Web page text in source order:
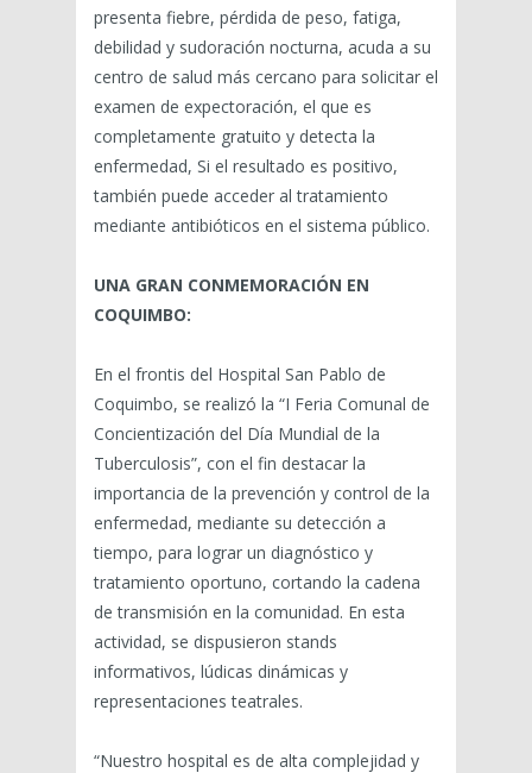
presenta fiebre, pérdida de peso, fatiga,
debilidad y sudoración nocturna, acuda a su
centro de salud más cercano para solicitar el
examen de expectoración, el que es
completamente gratuito y detecta la
enfermedad, Si el resultado es positivo,
también puede acceder al tratamiento
mediante antibióticos en el sistema público.
UNA GRAN CONMEMORACIÓN EN
COQUIMBO:
En el frontis del Hospital San Pablo de
Coquimbo, se realizó la “I Feria Comunal de
Concientización del Día Mundial de la
Tuberculosis”, con el fin destacar la
importancia de la prevención y control de la
enfermedad, mediante su detección a
tiempo, para lograr un diagnóstico y
tratamiento oportuno, cortando la cadena
de transmisión en la comunidad. En esta
actividad, se dispusieron stands
informativos, lúdicas dinámicas y
representaciones teatrales.
“Nuestro hospital es de alta complejidad y